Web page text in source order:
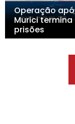
Operação
Murici
prisões